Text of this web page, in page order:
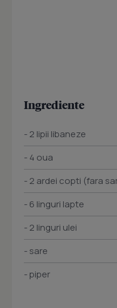
Ingrediente
- 2 lipii libaneze
- 4 oua
- 2 ardei copti (fara
- 6 linguri lapte
- 2 linguri ulei
- sare
- piper